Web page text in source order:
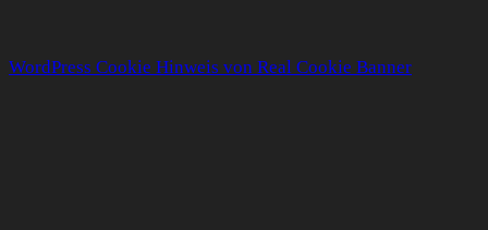
WordPress Cookie Hinweis von Real Cookie Banner